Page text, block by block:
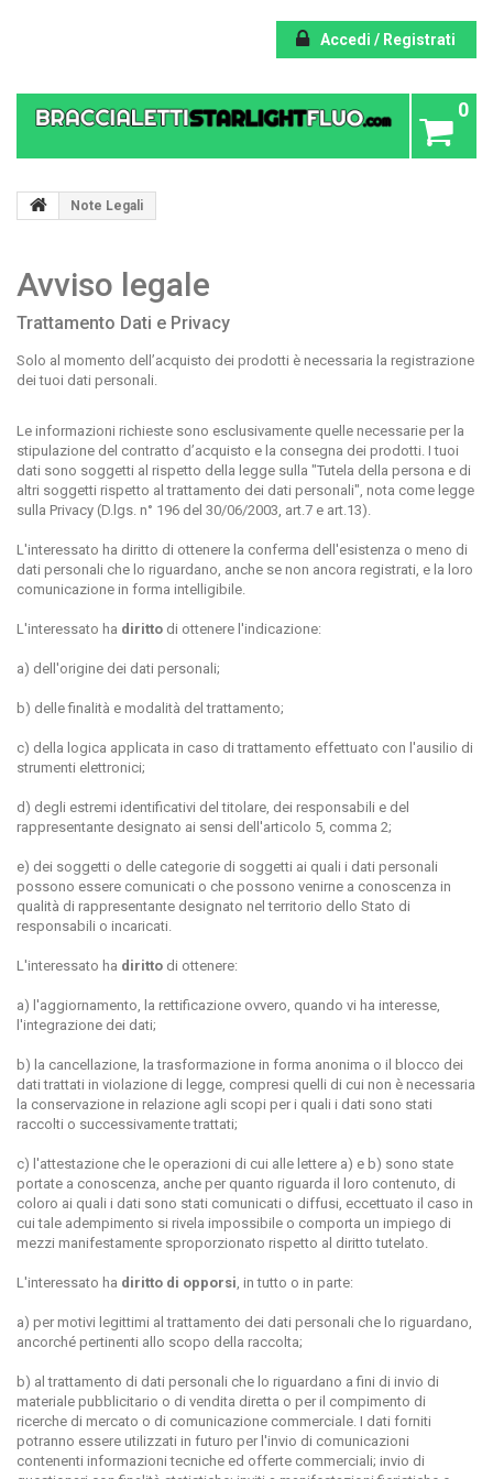
Accedi / Registrati
0
Note Legali
Avviso legale
Trattamento Dati e Privacy
Solo al momento dell’acquisto dei prodotti è necessaria la registrazione
dei tuoi dati personali.
Le informazioni richieste sono esclusivamente quelle necessarie per la
stipulazione del contratto d’acquisto e la consegna dei prodotti. I tuoi
dati sono soggetti al rispetto della legge sulla "Tutela della persona e di
altri soggetti rispetto al trattamento dei dati personali", nota come legge
sulla Privacy (D.lgs. n° 196 del 30/06/2003, art.7 e art.13).
L'interessato ha diritto di ottenere la conferma dell'esistenza o meno di
dati personali che lo riguardano, anche se non ancora registrati, e la loro
comunicazione in forma intelligibile.
L'interessato ha diritto di ottenere l'indicazione:
a) dell'origine dei dati personali;
b) delle finalità e modalità del trattamento;
c) della logica applicata in caso di trattamento effettuato con l'ausilio di
strumenti elettronici;
d) degli estremi identificativi del titolare, dei responsabili e del
rappresentante designato ai sensi dell'articolo 5, comma 2;
e) dei soggetti o delle categorie di soggetti ai quali i dati personali
possono essere comunicati o che possono venirne a conoscenza in
qualità di rappresentante designato nel territorio dello Stato di
responsabili o incaricati.
L'interessato ha diritto di ottenere:
a) l'aggiornamento, la rettificazione ovvero, quando vi ha interesse,
l'integrazione dei dati;
b) la cancellazione, la trasformazione in forma anonima o il blocco dei
dati trattati in violazione di legge, compresi quelli di cui non è necessaria
la conservazione in relazione agli scopi per i quali i dati sono stati
raccolti o successivamente trattati;
c) l'attestazione che le operazioni di cui alle lettere a) e b) sono state
portate a conoscenza, anche per quanto riguarda il loro contenuto, di
coloro ai quali i dati sono stati comunicati o diffusi, eccettuato il caso in
cui tale adempimento si rivela impossibile o comporta un impiego di
mezzi manifestamente sproporzionato rispetto al diritto tutelato.
L'interessato ha diritto di opporsi, in tutto o in parte:
a) per motivi legittimi al trattamento dei dati personali che lo riguardano,
ancorché pertinenti allo scopo della raccolta;
b) al trattamento di dati personali che lo riguardano a fini di invio di
materiale pubblicitario o di vendita diretta o per il compimento di
ricerche di mercato o di comunicazione commerciale. I dati forniti
potranno essere utilizzati in futuro per l'invio di comunicazioni
contenenti informazioni tecniche ed offerte commerciali; invio di